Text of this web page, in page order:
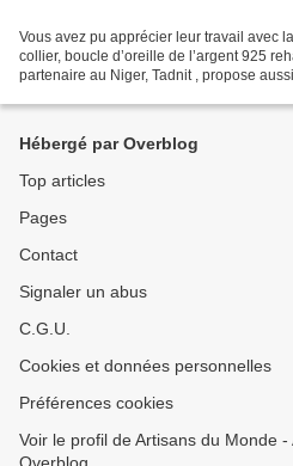
Vous avez pu apprécier leur travail avec
collier, boucle d’oreille de l’argent 925
partenaire au Niger, Tadnit , propose
Hébergé par Overblog
Top articles
Pages
Contact
Signaler un abus
C.G.U.
Cookies et données personnelles
Préférences cookies
Voir le profil de Artisans du Monde